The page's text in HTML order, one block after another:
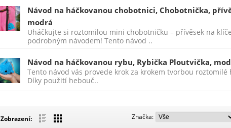
Návod na háčkovanou chobotnici, Chobotnička,
modrá
Uháčkujte si roztomilou mini chobotničku – přívěsek na
podrobným návodem! Tento návod ..
Návod na háčkovanou rybu, Rybička Ploutvička,
Tento návod vás provede krok za krokem tvorbou roztomilé
Díky použití hebouč..
Zobrazení: Značka: Značka: